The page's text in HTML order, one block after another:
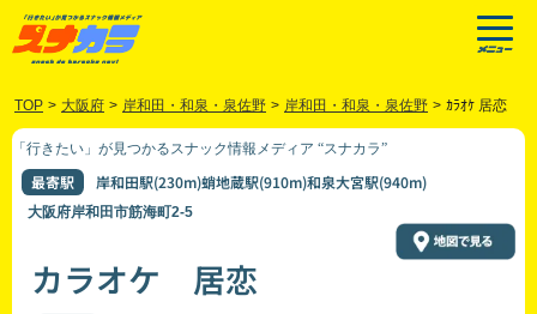
TOP > 大阪府 > 岸和田・和泉・泉佐野 > 岸和田・和泉・泉佐野 > ｶﾗｵｹ 居恋
「行きたい」が見つかるスナック情報メディア “スナカラ”
最寄駅 岸和田駅(230m)蛸地蔵駅(910m)和泉大宮駅(940m)
大阪府岸和田市筋海町2-5
カラオケ 居恋